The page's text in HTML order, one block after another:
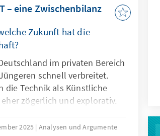
– eine Zwischenbilanz
Zukunft hat die
im privaten Bereich
schnell verbreitet.
die Technik als Künstliche
zögerlich und explorativ.
sondern auch
2025 Analysen und Argumente